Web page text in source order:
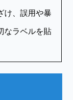
け、誤用や暴
なラベルを貼